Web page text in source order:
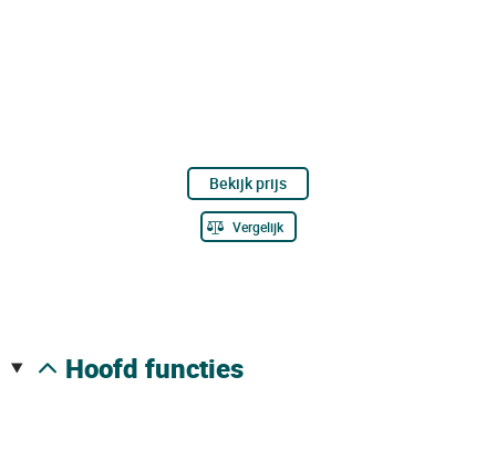
Bekijk prijs
Vergelijk
hoofd functies